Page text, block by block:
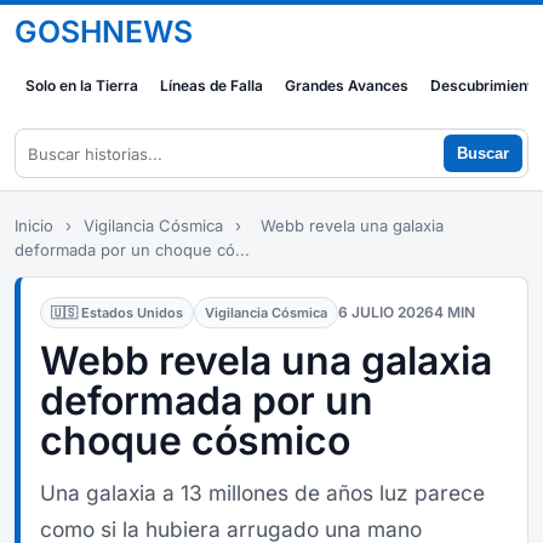
GOSHNEWS
Solo en la Tierra Líneas de Falla Grandes Avances
Buscar
Inicio › Vigilancia Cósmica ›
Webb revela una galaxia
deformada por un choque có...
🇺🇸 Estados Unidos Vigilancia Cósmica 6 JULIO 20264 MIN
Webb revela una galaxia
deformada por un
choque cósmico
Una galaxia a 13 millones de años luz parece
como si la hubiera arrugado una mano